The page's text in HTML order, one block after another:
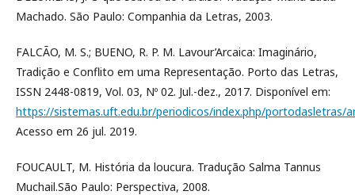
Machado. São Paulo: Companhia da Letras, 2003.
FALCÃO, M. S.; BUENO, R. P. M. Lavour’Arcaica: Imaginário,
Tradição e Conflito em uma Representação. Porto das Letras,
ISSN 2448-0819, Vol. 03, Nº 02. Jul.-dez., 2017. Disponível em:
https://sistemas.uft.edu.br/periodicos/index.php/portodasletras/
Acesso em 26 jul. 2019.
FOUCAULT, M. História da loucura. Tradução Salma Tannus
Muchail.São Paulo: Perspectiva, 2008.